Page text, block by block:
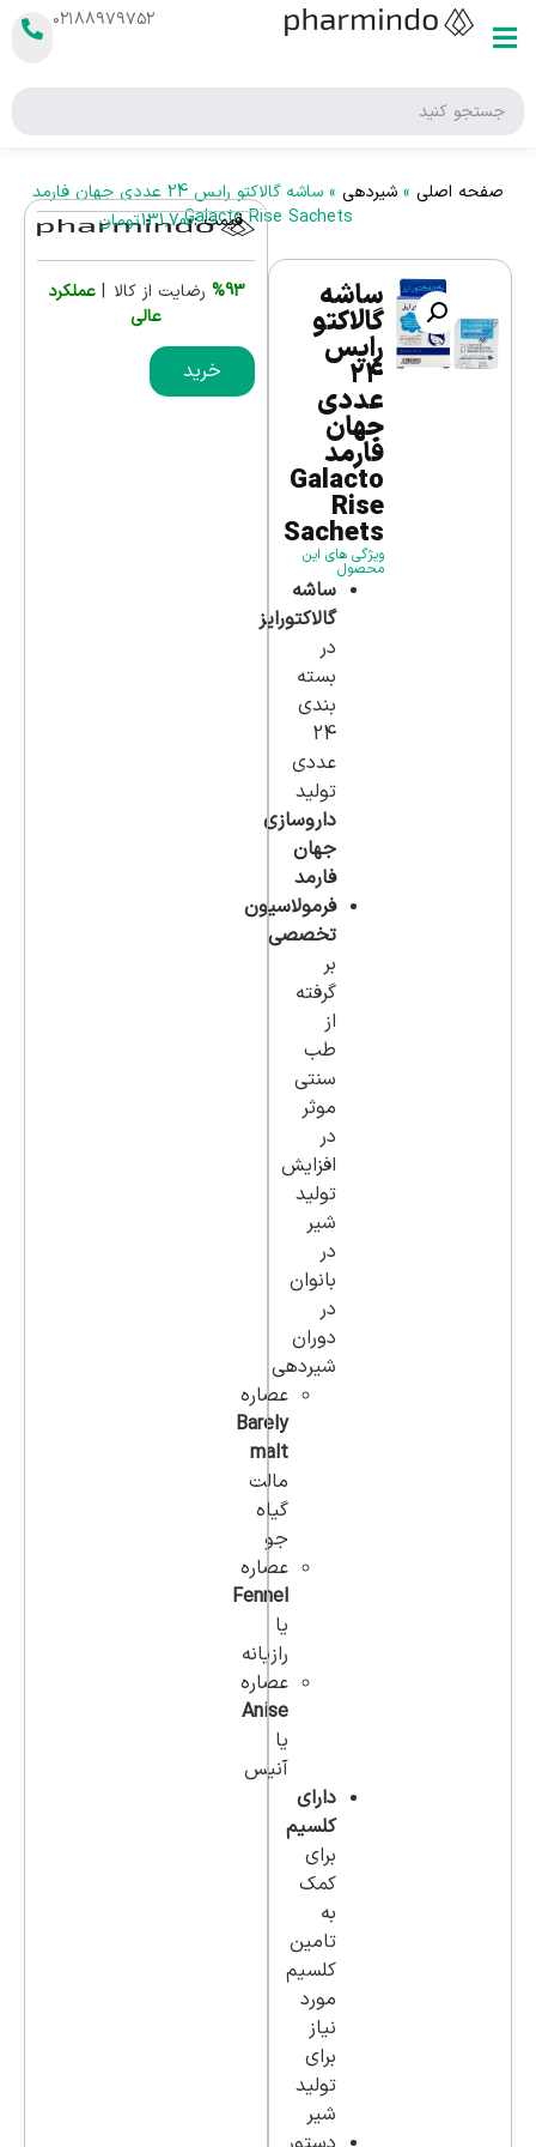
۰۲۱۸۸۹۷۹۷۵۲
صفحه اصلی » شیردهی »
ساشه گالاکتو رایس 24 عددی جهان فارمد
Galacto Rise Sachets
ساشه
گالاکتو
رایس
24
عددی
جهان
فارمد
Galacto
Rise
Sachets
ویژگی های این
محصول
ساشه
گالاکتورایز
در
بسته
بندی
24
عددی
تولید
داروسازی
جهان
فارمد
فرمولاسیون
تخصصی
بر
گرفته
از
طب
سنتی
موثر
در
افزایش
تولید
شیر
در
بانوان
در
دوران
شیردهی
عصاره
Barely
malt
مالت
گیاه
جو
عصاره
Fennel
یا
رازیانه
عصاره
Anise
یا
آنیس
دارای
کلسیم
برای
کمک
به
تامین
کلسیم
مورد
نیاز
برای
تولید
شیر
قیمت :131,700تومان
%93 رضایت از کالا | عملکرد
عالی
خرید